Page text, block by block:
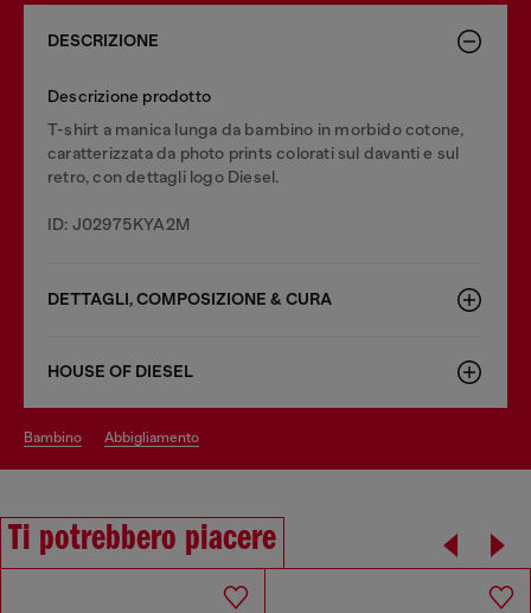
DESCRIZIONE
Descrizione prodotto
T-shirt a manica lunga da bambino in morbido cotone,
caratterizzata da photo prints colorati sul davanti e sul
retro, con dettagli logo Diesel.
ID: J02975KYA2M
DETTAGLI, COMPOSIZIONE & CURA
HOUSE OF DIESEL
bambino abbigliamento
Ti potrebbero piacere